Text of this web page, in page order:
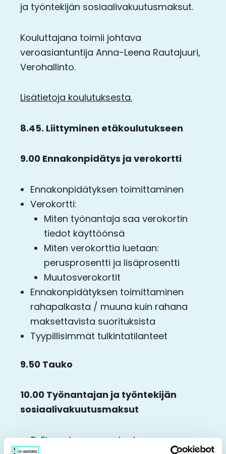
ja työntekijän sosiaalivakuutusmaksut.
Kouluttajana toimii johtava
veroasiantuntija Anna-Leena Rautajuuri,
Verohallinto.
Lisätietoja koulutuksesta.
8.45. Liittyminen etäkoulutukseen
9.00 Ennakonpidätys ja verokortti
Ennakonpidätyksen toimittaminen
Verokortti:
Miten työnantaja saa verokortin
tiedot käyttöönsä
Miten verokorttia luetaan:
perusprosentti ja lisäprosentti
Muutosverokortit
Ennakonpidätyksen toimittaminen
rahapalkasta / muuna kuin rahana
maksettavista suorituksista
Tyypillisimmät tulkintatilanteet
9.50 Tauko
10.00 Työnantajan ja työntekijän
sosiaalivakuutusmaksut
TyEL-maksun perusteet